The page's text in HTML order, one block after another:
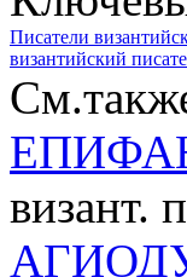
Писатели
византийский
визант.